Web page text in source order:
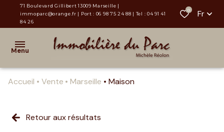
71 Boulevard Gillibert 13009 Marseille |
immoparc@orange.fr | Port : 06 98 75 24 88 | Tel : 04 91 41
84 26
0 Fr
Menu
Maisons
Accueil Vente Marseille Maison
Retour aux résultats